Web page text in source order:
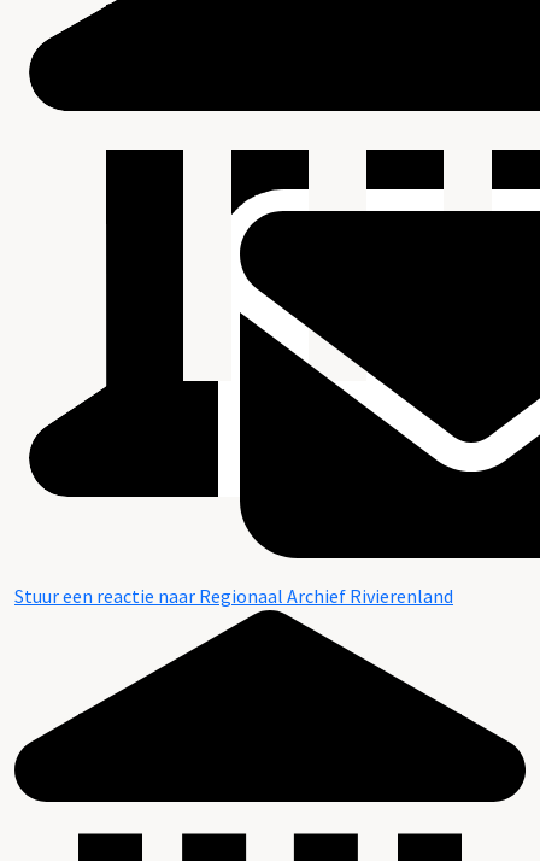
Archief van de Centrale Keuken
Stuur een reactie naar Regionaal Archief Rivierenland